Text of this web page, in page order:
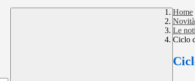
Home
Novità
Le
Ciclo